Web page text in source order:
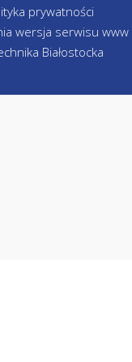
prywatności
wersja serwisu www
Białostocka